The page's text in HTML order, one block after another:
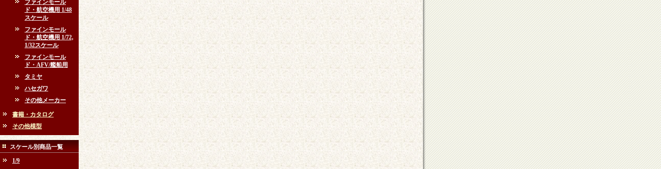
ファインモール
ド・航空機用 1/48
スケール
ファインモール
ド・航空機用 1/72,
1/32スケール
ファインモール
ド・AFV/艦船用
タミヤ
ハセガワ
その他メーカー
書籍・カタログ
その他模型
スケール別商品一覧
1/9